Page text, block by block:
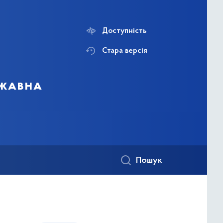
Доступність
Стара версія
Пошук